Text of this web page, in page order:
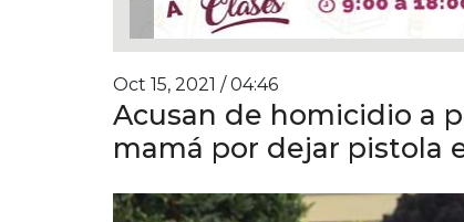
Oct 15, 2021 / 04:46
Acusan de homicidio a
mamá por dejar pistola